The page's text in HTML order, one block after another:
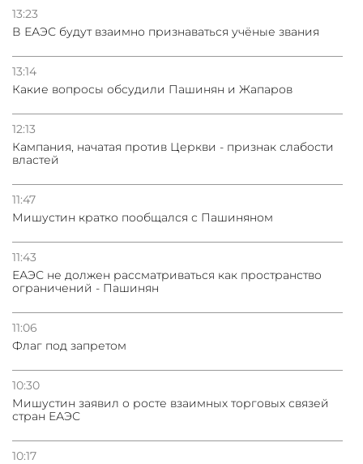
13:23
В ЕАЭС будут взаимно признаваться учёные звания
13:14
Какие вопросы обсудили Пашинян и Жапаров
12:13
Кампания, начатая против Церкви - признак слабости
властей
11:47
Мишустин кратко пообщался с Пашиняном
11:43
ЕАЭС не должен рассматриваться как пространство
ограничений - Пашинян
11:06
Флаг под запретом
10:30
Мишустин заявил о росте взаимных торговых связей
стран ЕАЭС
10:17